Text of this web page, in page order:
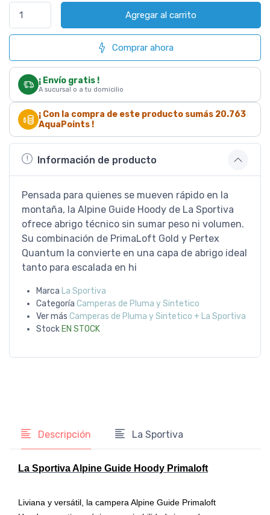
Agregar al carrito
Comprar ahora
¡ Envío gratis !
A sucursal o a tu domicilio
¡ Con la compra de este producto sumás 20.763
AquaPoints !
Información de producto
Pensada para quienes se mueven rápido en la
montaña, la Alpine Guide Hoody de La Sportiva
ofrece abrigo técnico sin sumar peso ni volumen.
Su combinación de PrimaLoft Gold y Pertex
Quantum la convierte en una capa de abrigo ideal
tanto para escalada en hi
Marca La Sportiva
Categoría Camperas de Pluma y Sintetico
Ver más Camperas de Pluma y Sintetico + La Sportiva
Stock EN STOCK
Descripción La Sportiva
La Sportiva Alpine Guide Hoody Primaloft
Liviana y versátil, la campera Alpine Guide Primaloft